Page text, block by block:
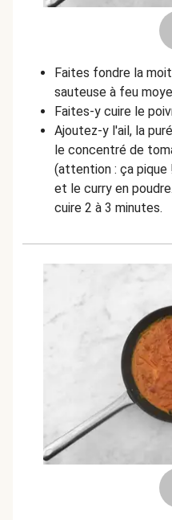
Faites fondre la
sauteuse à feu
Faites-y cuire le
Ajoutez-y l'ail, la
le concentré de
(attention : ça
et le curry en
cuire 2 à 3 minutes.